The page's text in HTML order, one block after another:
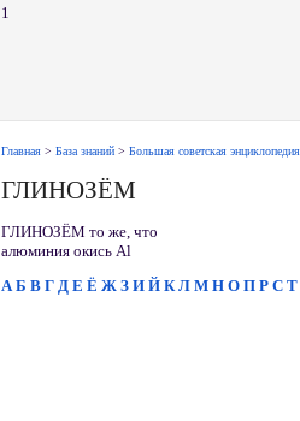
1
Главная > База знаний > Большая советская энциклопедия
ГЛИНОЗЁМ
ГЛИНОЗЁМ то же, что
алюминия окись Al
А Б В Г Д Е Ё Ж З И Й К Л М Н О П Р С Т